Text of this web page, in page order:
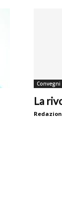
Convegni
La